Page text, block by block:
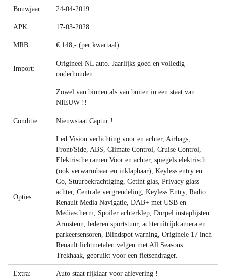
Bouwjaar: 24-04-2019
APK: 17-03-2028
MRB: € 148,- (per kwartaal)
Import:
Origineel NL auto. Jaarlijks goed en volledig
onderhouden.
Zowel van binnen als van buiten in een staat van
NIEUW !!
Conditie: Nieuwstaat Captur !
Opties:
Led Vision verlichting voor en achter, Airbags,
Front/Side, ABS, Climate Control, Cruise Control,
Elektrische ramen Voor en achter, spiegels elektrisch
(ook verwarmbaar en inklapbaar), Keyless entry en
Go, Stuurbekrachtiging, Getint glas, Privacy glass
achter, Centrale vergrendeling, Keyless Entry, Radio
Renault Media Navigatie, DAB+ met USB en
Mediascherm, Spoiler achterklep, Dorpel instaplijsten.
Armsteun, lederen sportstuur, achteruitrijdcamera en
parkeersensoren, Blindspot warning, Originele 17 inch
Renault lichtmetalen velgen met All Seasons.
Trekhaak, gebruikt voor een fietsendrager.
Extra: Auto staat rijklaar voor aflevering !